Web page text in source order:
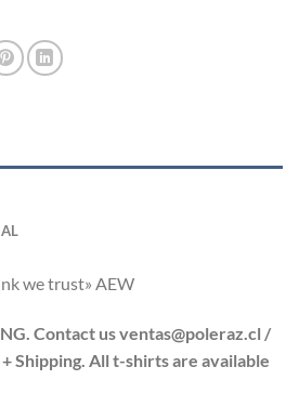
we trust» AEW
Contact us ventas@poleraz.cl /
Shipping. All t-shirts are available